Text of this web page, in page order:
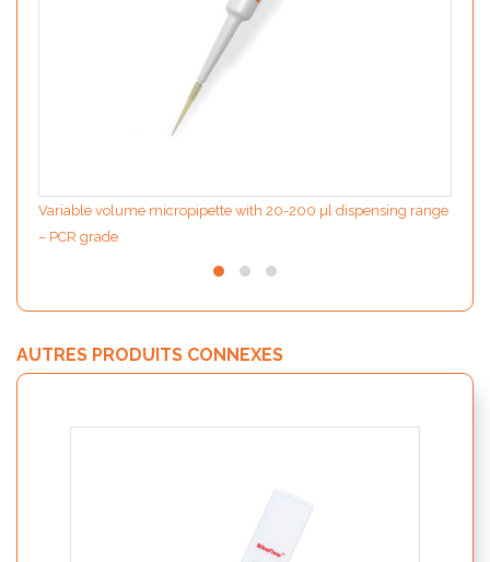
Variable volume micropipette with 20-200 µl dispensing range
– PCR grade
AUTRES PRODUITS CONNEXES